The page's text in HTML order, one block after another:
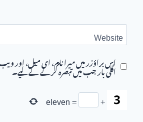
Website
اس براؤزر میں میرا نام، ای میل، اور
اگلی بار جب میں تبصرہ کرنے کےلیے۔
+
=
eleven